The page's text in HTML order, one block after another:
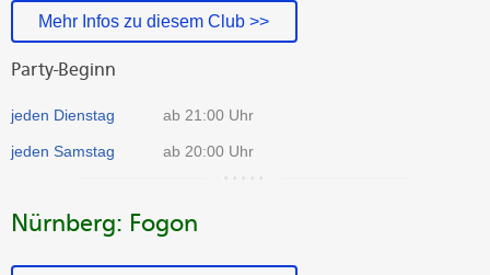
Mehr Infos zu diesem Club >>
Party-Beginn
jeden Dienstag ab 21:00 Uhr
jeden Samstag ab 20:00 Uhr
Nürnberg: Fogon